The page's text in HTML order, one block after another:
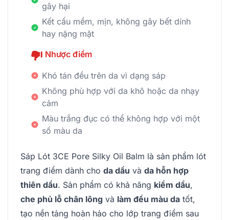
gây hại
Kết cấu mềm, mịn, không gây bết dính
hay nặng mặt
Nhược điểm
Khó tán đều trên da vì dạng sáp
Không phù hợp với da khô hoặc da nhạy
cảm
Màu trắng đục có thể không hợp với một
số màu da
Sáp Lót 3CE Pore Silky Oil Balm là sản phẩm lót
trang điểm dành cho da dầu và da hỗn hợp
thiên dầu. Sản phẩm có khả năng kiềm dầu,
che phủ lỗ chân lông và làm đều màu da tốt,
tạo nền tảng hoàn hảo cho lớp trang điểm sau